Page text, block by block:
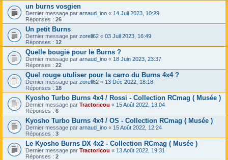
un burns vosgien
Dernier message par arnaud_ino « 14 Juil 2023, 10:29
Réponses : 26
Un petit Burns
Dernier message par zorell62 « 03 Juil 2023, 16:49
Réponses : 12
Quelle bougie pour le Burns ?
Dernier message par arnaud_ino « 18 Juin 2023, 23:37
Réponses : 22
Quel rouge utuliser pour la carro du Burns 4x4 ?
Dernier message par zorell62 « 13 Déc 2022, 18:18
Réponses : 18
Kyosho Turbo Burns 4x4 / Rossi - Collection RCmag ( Musée )
Dernier message par Tractoricou « 15 Août 2022, 13:04
Réponses : 6
Kyosho Turbo Burns 4x4 / OS - Collection RCmag ( Musée )
Dernier message par arnaud_ino « 15 Août 2022, 12:24
Réponses : 3
Le Kyosho Burns DX 4x2 - Collection RCmag ( Musée )
Dernier message par Tractoricou « 13 Août 2022, 19:31
Réponses : 2